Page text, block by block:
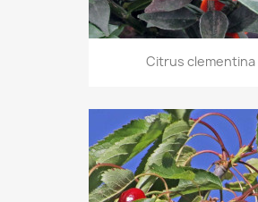
Citrus clementina